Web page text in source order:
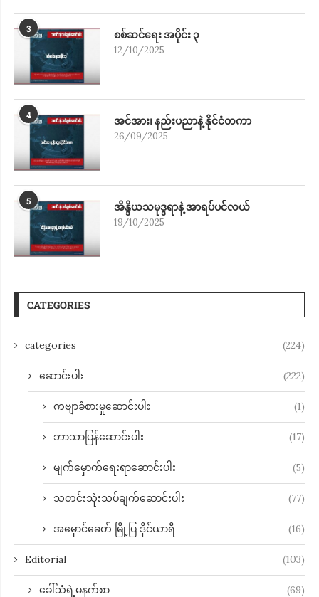
3 စစ်ဆင်ရေး အပိုင်း ၃
12/10/2025
4 အင်အား၊ နည်းပညာနဲ့ နိုင်ငံတကာ
26/09/2025
5 အိန္ဒိယသမုဒ္ဒရာနဲ့ အာရပ်ပင်လယ်
19/10/2025
CATEGORIES
categories (224)
ဆောင်းပါး (222)
ကဗျာခံစားမှုဆောင်းပါး (1)
ဘာသာပြန်ဆောင်းပါး (17)
မျက်မှောက်ရေးရာဆောင်းပါး (5)
သတင်းသုံးသပ်ချက်ဆောင်းပါး (77)
အမှောင်ခေတ် မြို့ပြ ဒိုင်ယာရီ (16)
Editorial (103)
ခေါ်သံရဲ့မနက်စာ (69)